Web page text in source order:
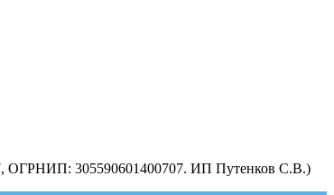
ОГРНИП: 305590601400707. ИП Путенков С.В.)